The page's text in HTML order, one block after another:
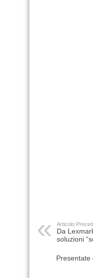
Articolo
Da
soluzioni
Presentate